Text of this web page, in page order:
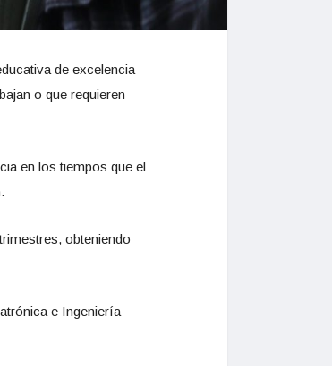
de excelencia
o que requieren
en los tiempos que el
obteniendo
e Ingeniería